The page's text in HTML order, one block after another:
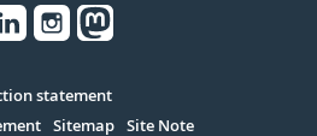
statement
Sitemap Site Note